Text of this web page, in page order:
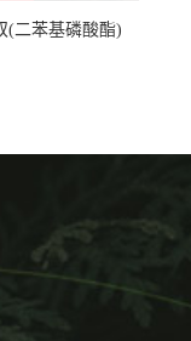
(二苯基磷酸酯)